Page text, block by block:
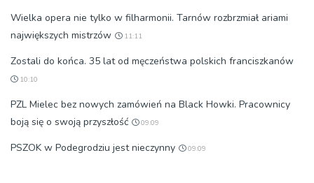
Wielka opera nie tylko w filharmonii. Tarnów rozbrzmiał ariami
największych mistrzów
11:11
Zostali do końca. 35 lat od męczeństwa polskich franciszkanów
10:10
PZL Mielec bez nowych zamówień na Black Howki. Pracownicy
boją się o swoją przyszłość
09:09
PSZOK w Podegrodziu jest nieczynny 09:09